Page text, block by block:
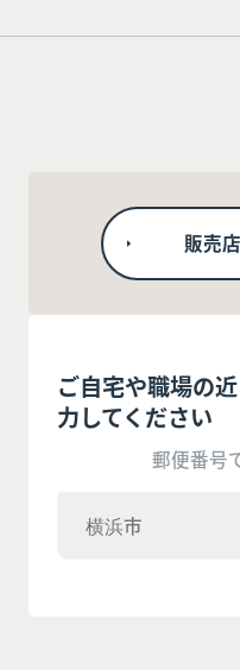
販売
ご自宅や職場の
力してください
郵便番号